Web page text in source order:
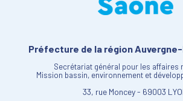
Préfecture de la région
Secrétariat général pour les affaires
Mission bassin, environnement et
33, rue Moncey - 69003